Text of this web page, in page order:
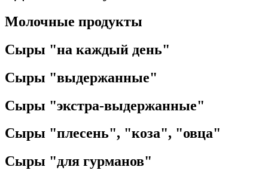
Молочные продукты
Сыры "на каждый день"
Сыры "выдержанные"
Сыры "экстра-выдержанные"
Сыры "плесень", "коза", "овца"
Сыры "для гурманов"